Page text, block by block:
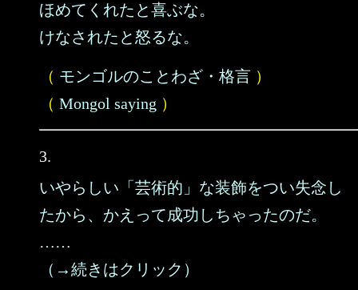
ほめてくれたと喜ぶな。
けなされたと怒るな。
（ モンゴルのことわざ・格言 ）
（ Mongol saying ）
3.
いやらしい「芸術的」な装飾をつい失念し
たから、かえって成功しちゃったのだ。
……
（→続きはクリック）